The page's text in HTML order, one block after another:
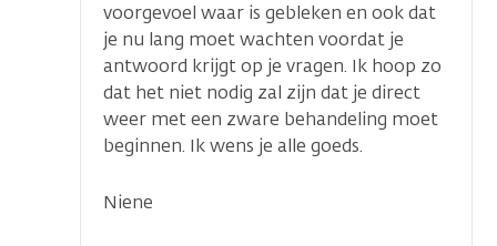
voorgevoel waar is gebleken en ook dat
je nu lang moet wachten voordat je
antwoord krijgt op je vragen. Ik hoop zo
dat het niet nodig zal zijn dat je direct
weer met een zware behandeling moet
beginnen. Ik wens je alle goeds.
Niene